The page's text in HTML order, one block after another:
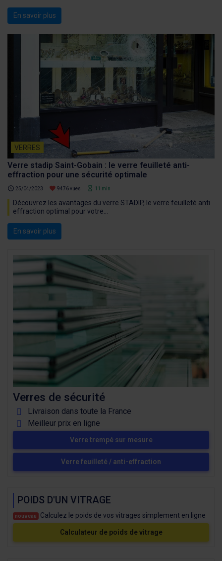
En savoir plus
VERRES
Verre stadip Saint-Gobain : le verre feuilleté anti-
effraction pour une sécurité optimale
schedule 25/04/2023 favorite 9476 vues hourglass_empty 11 min
Découvrez les avantages du verre STADIP, le verre feuilleté anti
effraction optimal pour votre...
En savoir plus
Verres de sécurité
Livraison dans toute la France
Meilleur prix en ligne
Verre trempé sur mesure
Verre feuilleté / anti-effraction
POIDS D'UN VITRAGE
nouveau Calculez le poids de vos vitrages simplement en ligne
Calculateur de poids de vitrage